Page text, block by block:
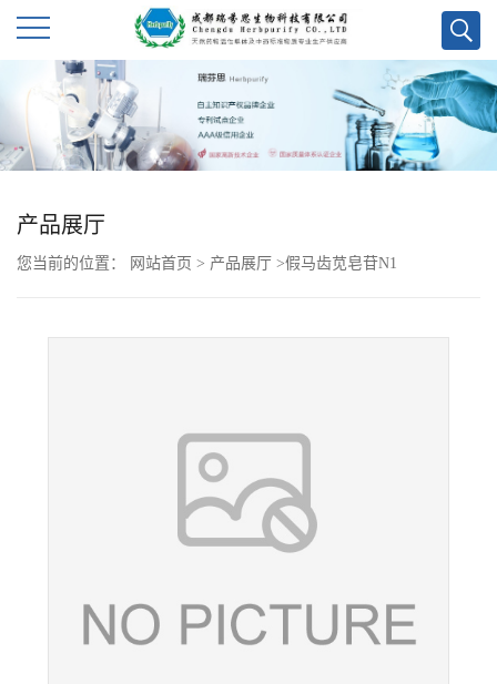
产品展厅
您当前的位置： 网站首页 > 产品展厅 >假马齿苋皂苷N1